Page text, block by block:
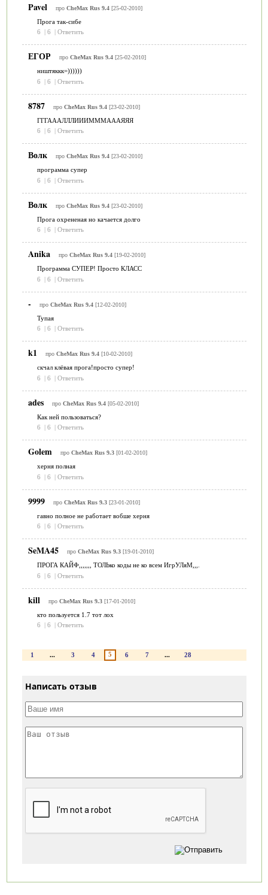
Pavel про CheMax Rus 9.4[25-02-2010]
Прога так-сибе
6
| 6 | Ответить
ЕГОР про CheMax Rus 9.4[25-02-2010]
ништяккк=))))))
6
| 6 | Ответить
8787 про CheMax Rus 9.4[23-02-2010]
ГГГАААЛЛЛИИИМММАААЯЯЯ
6
| 6 | Ответить
Волк про CheMax Rus 9.4[23-02-2010]
программа супер
6
| 6 | Ответить
Волк про CheMax Rus 9.4[23-02-2010]
Прога охрененая но качается долго
6
| 6 | Ответить
Anika про CheMax Rus 9.4[19-02-2010]
Программа СУПЕР! Просто КЛАСС
6
| 6 | Ответить
- про CheMax Rus 9.4[12-02-2010]
Тупая
6
| 6 | Ответить
k1 про CheMax Rus 9.4[10-02-2010]
скчал клёвая прога!просто супер!
6
| 6 | Ответить
ades про CheMax Rus 9.4[05-02-2010]
Как ней пользоваться?
6
| 6 | Ответить
Golem про CheMax Rus 9.3[01-02-2010]
херня полная
6
| 6 | Ответить
9999 про CheMax Rus 9.3[23-01-2010]
гавно полное не работает вобше херня
6
| 6 | Ответить
SeMA45 про CheMax Rus 9.3[19-01-2010]
ПРОГА КАЙФ,,,,,,, ТОЛЬко коды не ко всем ИгрУЛяМ,,,.
6
| 6 | Ответить
kill про CheMax Rus 9.3[17-01-2010]
кто пользуется 1.7 тот лох
6
| 6 | Ответить
1 ... 3 4 5 6 7 ... 28
Написать отзыв